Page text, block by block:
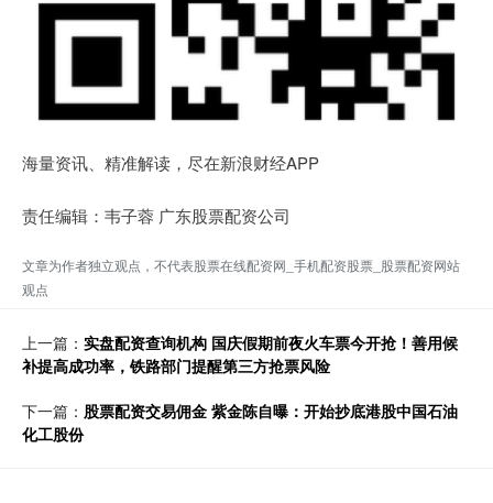
海量资讯、精准解读，尽在新浪财经APP
责任编辑：韦子蓉 广东股票配资公司
文章为作者独立观点，不代表股票在线配资网_手机配资股票_股票配资网站
观点
上一篇： 实盘配资查询机构 国庆假期前夜火车票今开抢！善用候
补提高成功率，铁路部门提醒第三方抢票风险
下一篇： 股票配资交易佣金 紫金陈自曝：开始抄底港股中国石油
化工股份